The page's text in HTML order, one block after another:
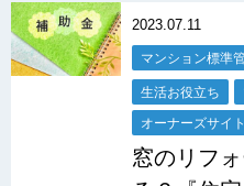
2023.07.11
マンション標準
生活お役立ち
オーナーズサイト
窓のリフ